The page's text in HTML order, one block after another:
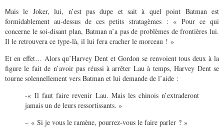
Mais le Joker, lui, n’est pas dupe et sait à quel point Batman est
formidablement au-dessus de ces petits stratagèmes : « Pour ce qui
concerne le soi-disant plan, Batman n’a pas de problèmes de frontières lui.
Il le retrouvera ce type-là, il lui fera cracher le morceau ! »
Et en effet… Alors qu’Harvey Dent et Gordon se renvoient tous deux à la
figure le fait de n’avoir pas réussi à arrêter Lau à temps, Harvey Dent se
tourne solennellement vers Batman et lui demande de l’aide :
-« Il faut faire revenir Lau. Mais les chinois n’extraderont
jamais un de leurs ressortissants. »
– « Si je vous le ramène, pourrez-vous le faire parler ? »